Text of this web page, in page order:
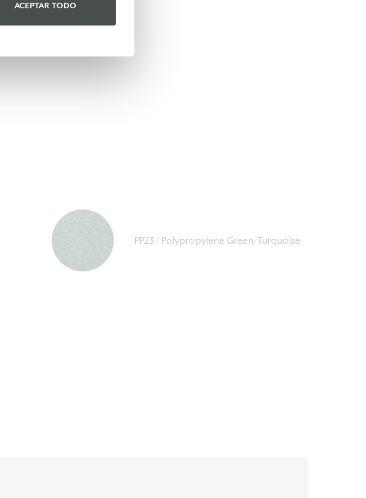
PP23 / Polypropylene Green/Turquoise
ACEPTAR TODO